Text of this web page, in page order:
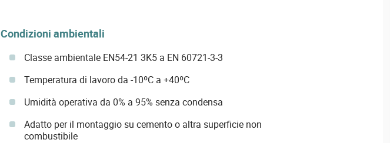
Condizioni ambientali
Classe ambientale EN54-21 3K5 a EN 60721-3-3
Temperatura di lavoro da -10ºC a +40ºC
Umidità operativa da 0% a 95% senza condensa
Adatto per il montaggio su cemento o altra superficie non
combustibile